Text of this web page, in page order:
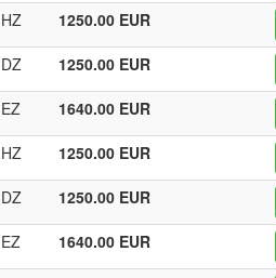
HZ 1250.00 EUR
DZ 1250.00 EUR
EZ 1640.00 EUR
HZ 1250.00 EUR
DZ 1250.00 EUR
EZ 1640.00 EUR